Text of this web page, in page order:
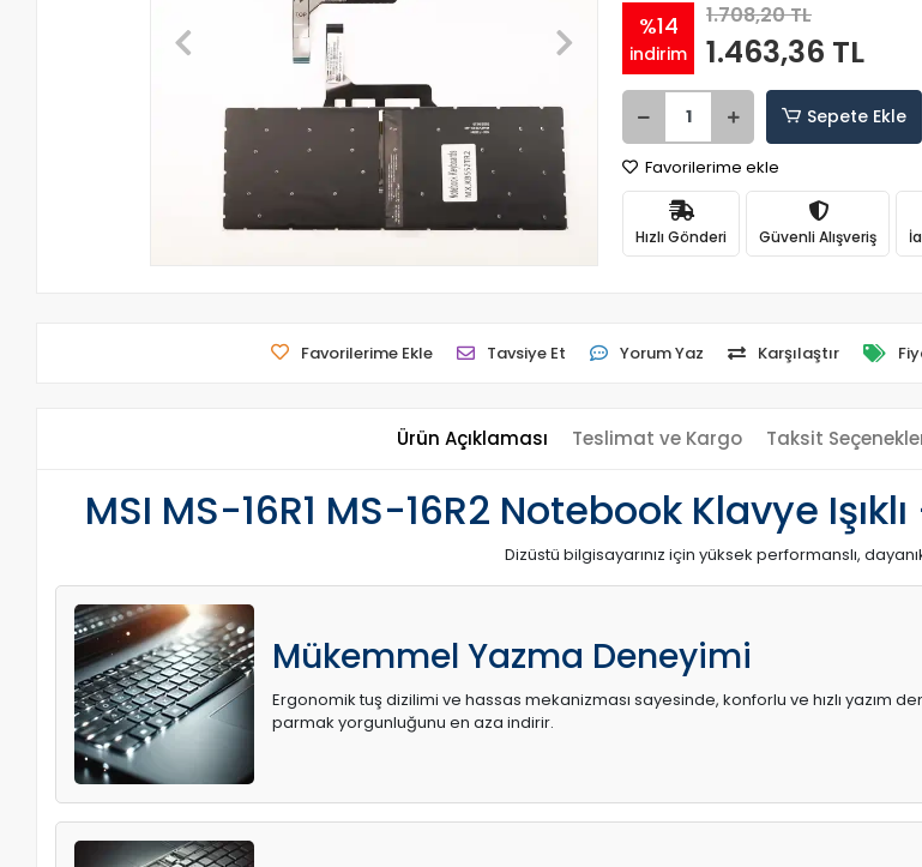
%14
indirim
1.708,20 TL
1.463,36 TL
Sepete Ekle
Favorilerime ekle
Hızlı Gönderi Güvenli Alışveriş
Favorilerime Ekle Tavsiye Et Yorum Yaz Karşılaştır
Ürün Açıklaması Teslimat ve Kargo Taksit
MSI MS-16R1 MS-16R2 Notebook Klavye
Dizüstü bilgisayarınız için yüksek performanslı,
Mükemmel Yazma Deneyimi
Ergonomik tuş dizilimi ve hassas mekanizması sayesinde, konforlu ve hızlı yazım
parmak yorgunluğunu en aza indirir.